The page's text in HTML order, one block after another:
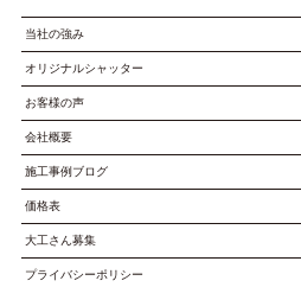
当社の強み
オリジナルシャッター
お客様の声
会社概要
施工事例ブログ
価格表
大工さん募集
プライバシーポリシー